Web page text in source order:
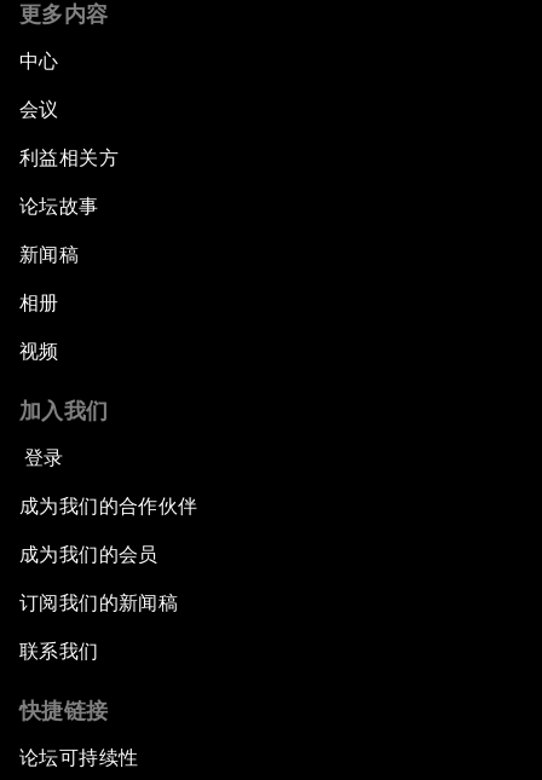
更多内容
中心
会议
利益相关方
论坛故事
新闻稿
相册
视频
加入我们
登录
成为我们的合作伙伴
成为我们的会员
订阅我们的新闻稿
联系我们
快捷链接
论坛可持续性